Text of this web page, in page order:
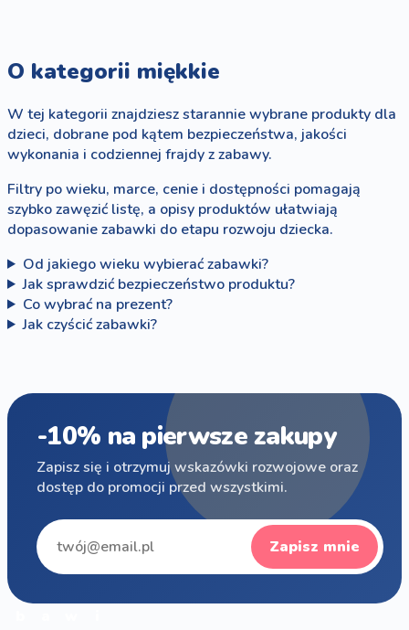
O kategorii miękkie
W tej kategorii znajdziesz starannie wybrane produkty dla
dzieci, dobrane pod kątem bezpieczeństwa, jakości
wykonania i codziennej frajdy z zabawy.
Filtry po wieku, marce, cenie i dostępności pomagają
szybko zawęzić listę, a opisy produktów ułatwiają
dopasowanie zabawki do etapu rozwoju dziecka.
Od jakiego wieku wybierać zabawki?
Jak sprawdzić bezpieczeństwo produktu?
Co wybrać na prezent?
Jak czyścić zabawki?
-10% na pierwsze zakupy
Zapisz się i otrzymuj wskazówki rozwojowe oraz
dostęp do promocji przed wszystkimi.
Zapisz mnie